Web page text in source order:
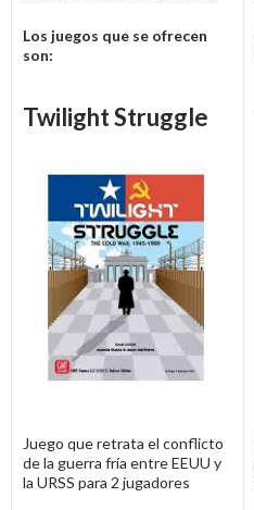
Los juegos que se ofrecen
son:
Twilight Struggle
Juego que retrata el conflicto
de la guerra fría entre EEUU y
la URSS para 2 jugadores